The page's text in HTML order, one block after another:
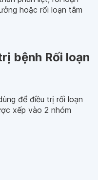
hoặc rối loạn tâm
bệnh Rối loạn
để điều trị rối loạn
xếp vào 2 nhóm